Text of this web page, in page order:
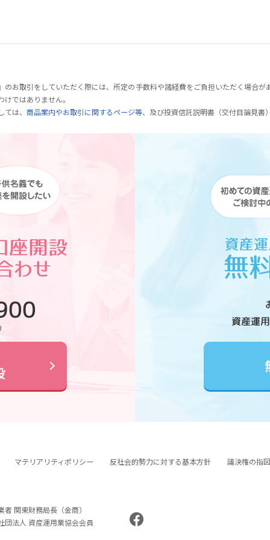
お取引をしていただく際には、所定の手数料や諸経費をご負担いただく場合
ではありません。
は、 商品案内やお取引に関するページ等、及び投資信託説明書（交付目論見書
資産運
マテリアリティポリシー 反社会的勢力に対する基本方針 議決権の指
者 関東財務局長（金商）
団法人 資産運用業協会会員